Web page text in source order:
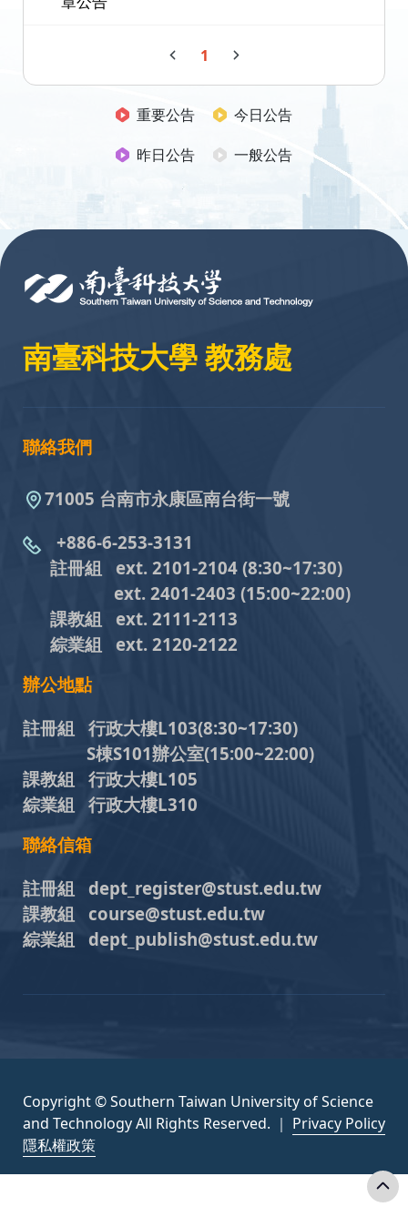
1
重要公告
今日公告
昨日公告
一般公告
南臺科技大學 教務處
聯絡我們
71005 台南市永康區南台街一號
+886-6-253-3131
註冊組 ext. 2101-2104 (8:30~17:30)
ext. 2401-2403 (15:00~22:00)
課教組 ext. 2111-2113
綜業組
ext. 2120-2122
辦公地點
註冊組 行政大樓L103(8:30~17:30)
S棟S101辦公室(15:00~22:00)
課教組 行政大樓L105
綜業組 行政大樓L310
聯絡信箱
註冊組 dept_register@stust.edu.tw
課教組 course@stust.edu.tw
綜業組 dept_publish@stust.edu.tw
Copyright © Southern Taiwan University of Science
and Technology All Rights Reserved. ｜ Privacy Policy
隱私權政策